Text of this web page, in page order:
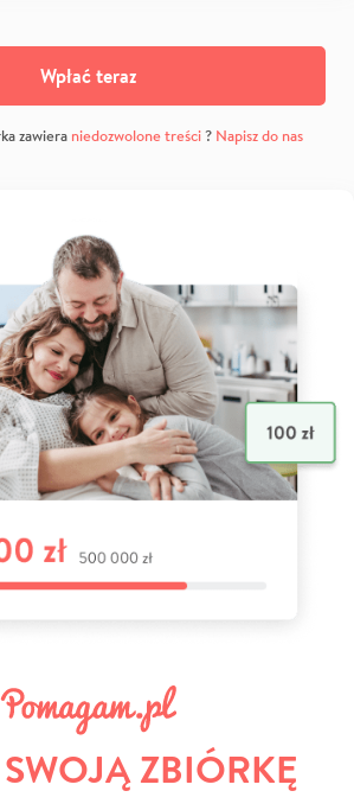
Wpłać teraz
zawiera niedozwolone treści? Napisz do nas
ZBIÓRKĘ